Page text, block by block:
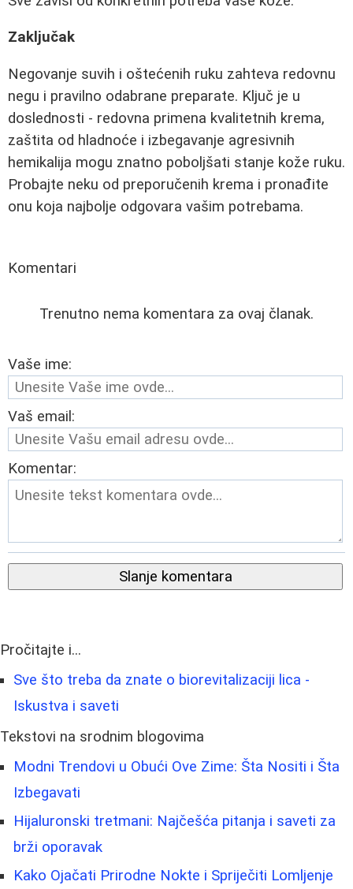
Zaključak
Negovanje suvih i oštećenih ruku zahteva redovnu
negu i pravilno odabrane preparate. Ključ je u
doslednosti - redovna primena kvalitetnih krema,
zaštita od hladnoće i izbegavanje agresivnih
hemikalija mogu znatno poboljšati stanje kože ruku.
Probajte neku od preporučenih krema i pronađite
onu koja najbolje odgovara vašim potrebama.
Komentari
Trenutno nema komentara za ovaj članak.
Vaše ime:
Vaš email:
Komentar:
Slanje komentara
Pročitajte i...
Sve što treba da znate o biorevitalizaciji lica -
Iskustva i saveti
Tekstovi na srodnim blogovima
Modni Trendovi u Obući Ove Zime: Šta Nositi i Šta
Izbegavati
Hijaluronski tretmani: Najčešća pitanja i saveti za
brži oporavak
Kako Ojačati Prirodne Nokte i Spriječiti Lomljenje